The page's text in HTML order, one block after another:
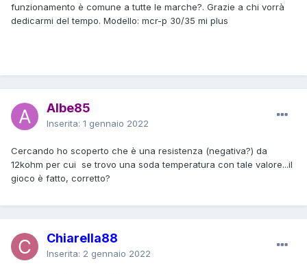
funzionamento è comune a tutte le marche?. Grazie a chi vorrà
dedicarmi del tempo. Modello: mcr-p 30/35 mi plus
Albe85
Inserita: 1 gennaio 2022
Cercando ho scoperto che è una resistenza (negativa?) da
12kohm per cui se trovo una soda temperatura con tale valore...il
gioco è fatto, corretto?
Chiarella88
Inserita: 2 gennaio 2022